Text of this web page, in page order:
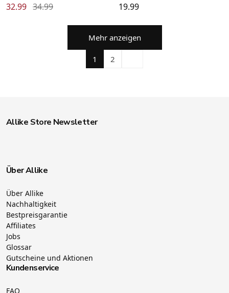
32.99 34.99 19.99
Mehr anzeigen
1 2
Allike Store Newsletter
Über Allike
Über Allike
Nachhaltigkeit
Bestpreisgarantie
Affiliates
Jobs
Glossar
Gutscheine und Aktionen
Kundenservice
FAQ